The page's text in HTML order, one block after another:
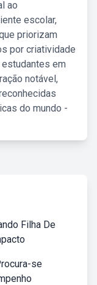
ao
escolar,
priorizam
por criatividade
em
notável,
do mundo -
Filha De
se